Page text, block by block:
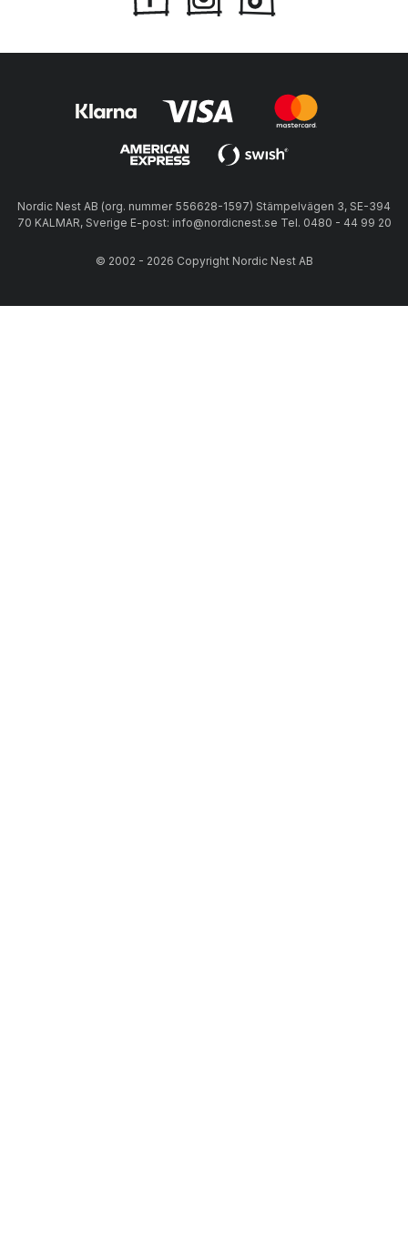
Nordic Nest AB (org. nummer 556628-1597) Stämpelvägen 3, SE-394
70 KALMAR, Sverige E-post: info@nordicnest.se Tel. 0480 - 44 99 20
© 2002 - 2026 Copyright Nordic Nest AB